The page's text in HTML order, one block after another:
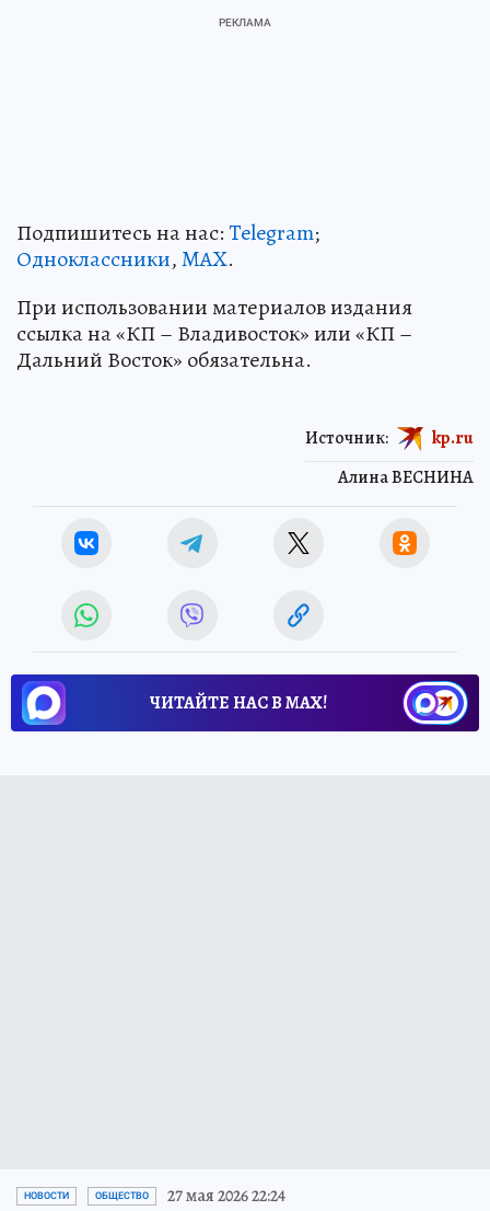
Подпишитесь на нас:Telegram;
Одноклассники,MAX.
При использовании материалов издания
ссылка на «КП – Владивосток» или «КП –
Дальний Восток» обязательна.
Алина ВЕСНИНА
Источник: kp.ru
ЧИТАЙТЕ НАС В МАХ!
НОВОСТИ ОБЩЕСТВО 27 мая 2026 22:24